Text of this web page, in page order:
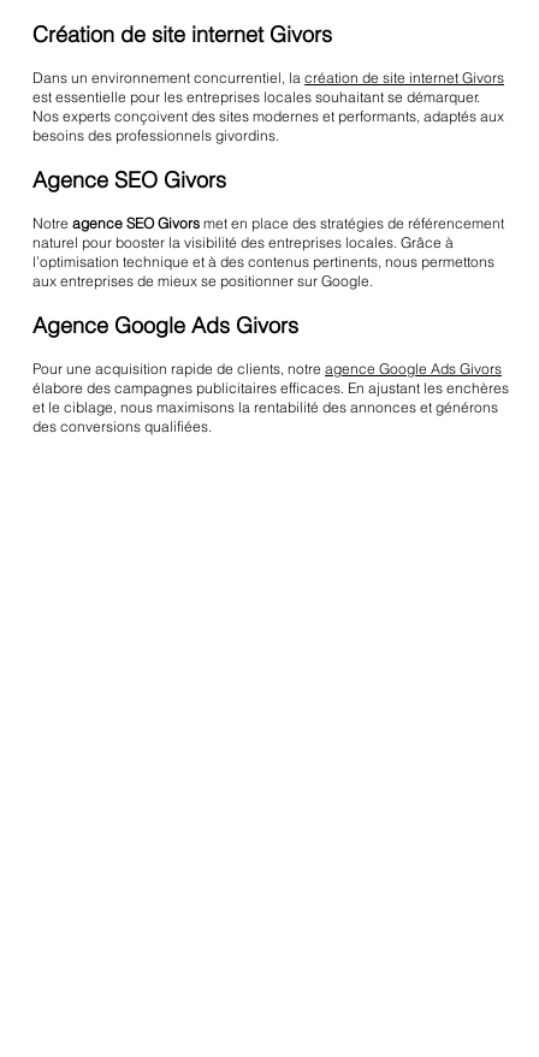
Création de site internet Givors
Dans un environnement concurrentiel, lacréation de site internet Givors
est essentielle pour les entreprises locales souhaitant se démarquer.
Nos experts conçoivent des sites modernes et performants, adaptés aux
besoins des professionnels givordins.
Agence SEO Givors
Notreagence SEO Givors met en place des stratégies de référencement
naturel pour booster la visibilité des entreprises locales. Grâce à
l’optimisation technique et à des contenus pertinents, nous permettons
aux entreprises de mieux se positionner sur Google.
Agence Google Ads Givors
Pour une acquisition rapide de clients, notreagence Google Ads Givors
élabore des campagnes publicitaires efficaces. En ajustant les enchères
et le ciblage, nous maximisons la rentabilité des annonces et générons
des conversions qualifiées.